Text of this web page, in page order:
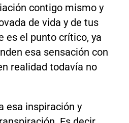
contigo mismo y
de vida y de tus
es el punto crítico, ya
esa sensación con
realidad todavía no
esa inspiración y